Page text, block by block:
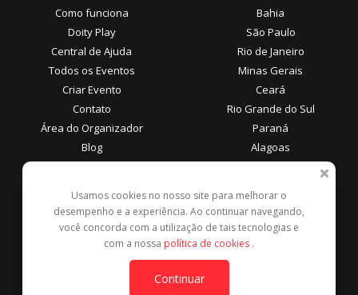
Como funciona
Doity Play
Central de Ajuda
Todos os Eventos
Criar Evento
Contato
Área do Organizador
Blog
Bahia
São Paulo
Rio de Janeiro
Minas Gerais
Ceará
Rio Grande do Sul
Paraná
Alagoas
Área do Participante
Central de Ajuda
Denunciar este evento
Formas de Pagamento
Usamos cookies no nosso site para melhorar o
desempenho e a experiência. Ao continuar navegando,
você concorda com a utilização de tais tecnologias e
com a nossa política de cookies .
Continuar